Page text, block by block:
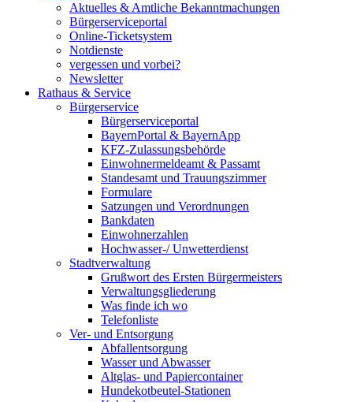
Aktuelles & Amtliche Bekanntmachungen
Bürgerserviceportal
Online-Ticketsystem
Notdienste
vergessen und vorbei?
Newsletter
Rathaus & Service
Bürgerservice
Bürgerserviceportal
BayernPortal & BayernApp
KFZ-Zulassungsbehörde
Einwohnermeldeamt & Passamt
Standesamt und Trauungszimmer
Formulare
Satzungen und Verordnungen
Bankdaten
Einwohnerzahlen
Hochwasser-/ Unwetterdienst
Stadtverwaltung
Grußwort des Ersten Bürgermeisters
Verwaltungsgliederung
Was finde ich wo
Telefonliste
Ver- und Entsorgung
Abfallentsorgung
Wasser und Abwasser
Altglas- und Papiercontainer
Hundekotbeutel-Stationen